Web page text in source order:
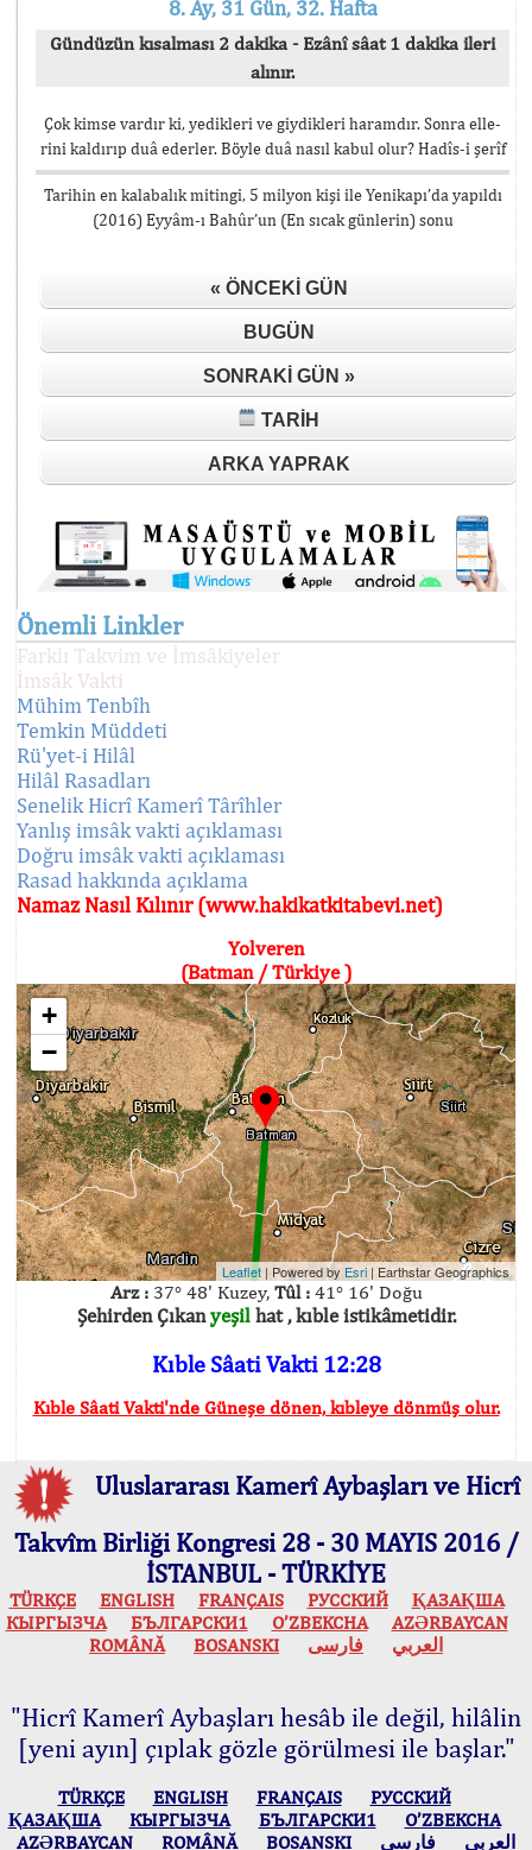
8. Ay, 31 Gün, 32. Hafta
Gündüzün kısalması 2 dakika - Ezânî sâat 1 dakika ileri
alınır.
Çok kimse vardır ki, yedikleri ve giydikleri haramdır. Sonra elle-
rini kaldırıp duâ ederler. Böyle duâ nasıl kabul olur? Hadîs-i şerîf
Tarihin en kalabalık mitingi, 5 milyon kişi ile Yenikapı’da yapıldı
(2016) Eyyâm-ı Bahûr’un (En sıcak günlerin) sonu
« ÖNCEKI GÜN
BUGÜN
SONRAKI GÜN »
TARIH
ARKA YAPRAK
Önemli Linkler
Farklı Takvim ve İmsâkiyeler
İmsâk Vakti
Mühim Tenbîh
Temkin Müddeti
Rü'yet-i Hilâl
Hilâl Rasadları
Senelik Hicrî Kamerî Târîhler
Yanlış imsâk vakti açıklaması
Doğru imsâk vakti açıklaması
Rasad hakkında açıklama
Namaz Nasıl Kılınır (www.hakikatkitabevi.net)
Yolveren
(Batman / Türkiye )
+
−
Leaflet | Powered by Esri | Earthstar Geographics
Arz :37° 48' Kuzey, Tûl :41° 16' Doğu
Şehirden Çıkanyeşilhat , kıble istikâmetidir.
Kıble Sâati Vakti 12:28
Kıble Sâati Vakti'nde Güneşe dönen, kıbleye dönmüş olur.
Uluslararası Kamerî Aybaşları ve Hicrî
Takvîm Birliği Kongresi 28 - 30 MAYIS 2016 /
İSTANBUL - TÜRKİYE
TÜRKÇE ENGLISH FRANÇAIS РУССКИЙ
ҚАЗАҚША
КЫPГЫЗЧA
БЪЛГАРСКИ1 O’ZBEKCHA
AZӘRBAYCAN
ROMÂNĂ
BOSANSKI العربي فارسی
"Hicrî Kamerî Aybaşları hesâb ile değil, hilâlin
[yeni ayın] çıplak gözle görülmesi ile başlar."
TÜRKÇE ENGLISH FRANÇAIS
РУССКИЙ
ҚАЗАҚША
КЫPГЫЗЧA БЪЛГАРСКИ1
O’ZBEKCHA
AZӘRBAYCAN
ROMÂNĂ BOSANSKI العربي فارسی